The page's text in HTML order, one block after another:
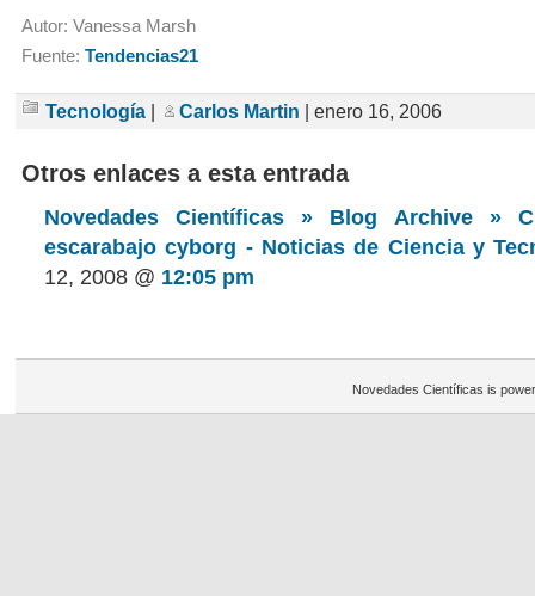
Autor: Vanessa Marsh
Fuente: Tendencias21
Tecnología Carlos Martin | enero 16, 2006
Otros enlaces a esta entrada
Novedades Científicas » Blog Archive »
escarabajo cyborg - Noticias de Ciencia y
12, 2008 @ 12:05 pm
Novedades Científicas is